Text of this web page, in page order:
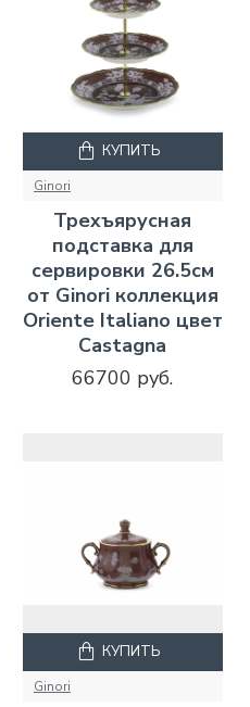
Ginori
Трехъярусная
подставка для
сервировки 26.5см
от Ginori коллекция
Oriente Italiano цвет
Castagna
66700 руб.
КУПИТЬ
Ginori
КУПИТЬ